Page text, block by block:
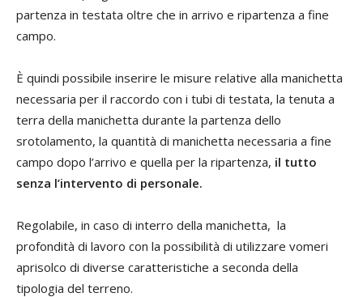
partenza in testata oltre che in arrivo e ripartenza a fine
campo.
È quindi possibile inserire le misure relative alla manichetta
necessaria per il raccordo con i tubi di testata, la tenuta a
terra della manichetta durante la partenza dello
srotolamento, la quantità di manichetta necessaria a fine
campo dopo l’arrivo e quella per la ripartenza, il tutto
senza l’intervento di personale.
Regolabile, in caso di interro della manichetta, la
profondità di lavoro con la possibilità di utilizzare vomeri
aprisolco di diverse caratteristiche a seconda della
tipologia del terreno.